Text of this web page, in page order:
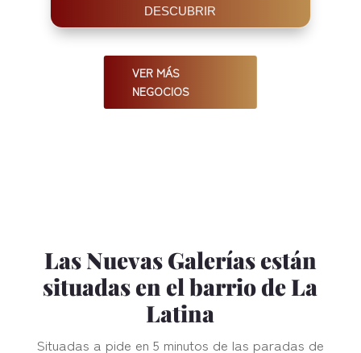
DESCUBRIR
VER MÁS
NEGOCIOS
Las Nuevas Galerías están
situadas en el barrio de La
Latina
Situadas a pide en 5 minutos de las paradas de